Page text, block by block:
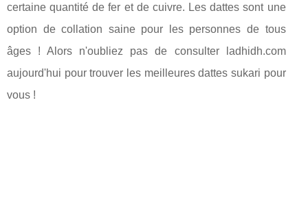
certaine quantité de fer et de cuivre. Les dattes sont une
option de collation saine pour les personnes de tous
âges ! Alors n'oubliez pas de consulter ladhidh.com
aujourd'hui pour trouver les meilleures dattes sukari pour
vous !